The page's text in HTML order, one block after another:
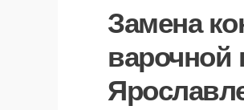
Замена
варочной